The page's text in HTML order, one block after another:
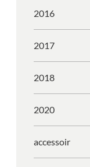
2016
2017
2018
2020
accessoir